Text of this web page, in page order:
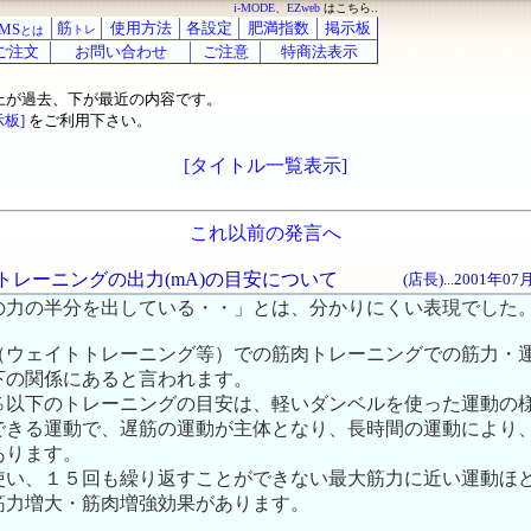
i-MODE、EZweb はこちら..
とは 筋 トレ 使用方法 各設定 肥満指数
掲示板
注文
お問い合わせ ご注意 特商法表示
過去、下が最近の内容です。
板] をご利用下さい。
[タイトル一覧表示]
これ以前の発言へ
レーニングの出力(mA)の目安について (店長)...2001年07
の半分を出している・・」とは、分かりにくい表現でした
ェイトトレーニング等）での筋肉トレーニングでの筋力・
関係にあると言われます。
下のトレーニングの目安は、軽いダンベルを使った運動の
る運動で、遅筋の運動が主体となり、長時間の運動により
ます。
、１５回も繰り返すことができない最大筋力に近い運動ほ
増大・筋肉増強効果があります。